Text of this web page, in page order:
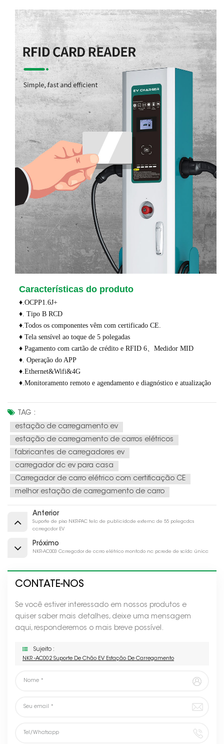
Características do produto
♦.OCPP1.6J+
♦. Tipo B RCD
♦.Todos os componentes vêm com certificado CE.
♦ Tela sensível ao toque de 5 polegadas
♦ Pagamento com cartão de crédito e RFID 6、Medidor MID
♦. Operação do APP
♦.Ethernet&Wifi&4G
♦.Monitoramento remoto e agendamento e diagnóstico e atualização
TAG :
estação de carregamento ev
estação de carregamento de carros elétricos
fabricantes de carregadores ev
carregador dc ev para casa
Carregador de carro elétrico com certificação CE
melhor estação de carregamento de carro
Anterior
Suporte de piso NKR-PAC tela de publicidade externa de 55 polegadas
carregador EV
Próximo
NKR-AC003 Carregador de carro elétrico montado na parede de saída única
CONTATE-NOS
Se você estiver interessado em nossos produtos e
quiser saber mais detalhes, deixe uma mensagem
aqui, responderemos o mais breve possível.
Sujeito :
NKR -AC002 Suporte De Chão EV Estação De Carregamento